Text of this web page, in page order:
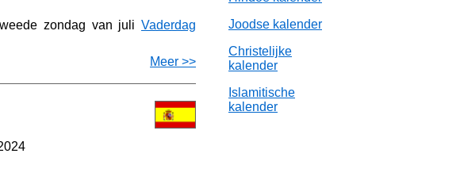
zondag van juli Vaderdag
Meer >>
Joodse kalender
Christelijke
kalender
Islamitische
kalender